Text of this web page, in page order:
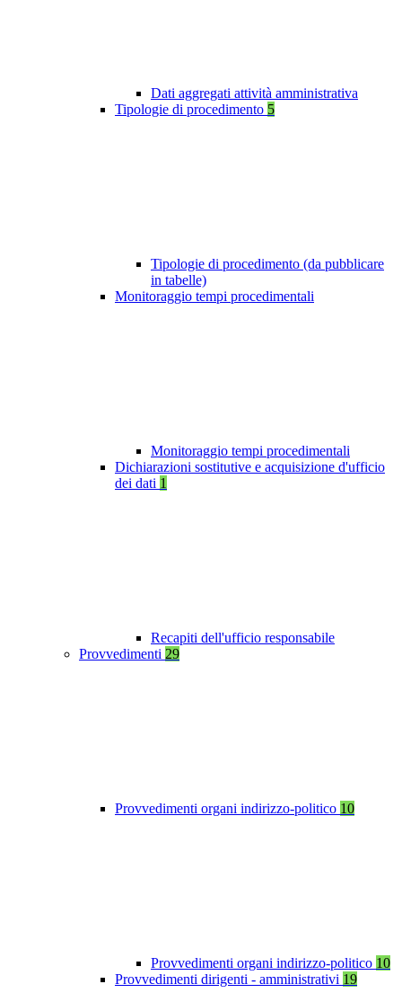
Dati aggregati attività amministrativa
Tipologie di procedimento 5
Tipologie di procedimento (da pubblicare
in tabelle)
Monitoraggio tempi procedimentali
Monitoraggio tempi procedimentali
Dichiarazioni sostitutive e acquisizione d'ufficio
dei dati 1
Recapiti dell'ufficio responsabile
Provvedimenti 29
Provvedimenti organi indirizzo-politico 10
Provvedimenti organi indirizzo-politico 10
Provvedimenti dirigenti - amministrativi 19